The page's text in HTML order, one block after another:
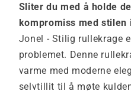
Sliter du med å holde
kompromiss med
Jonel - Stilig rullekrage
problemet. Denne
varme med moderne
selvtillit til å møte